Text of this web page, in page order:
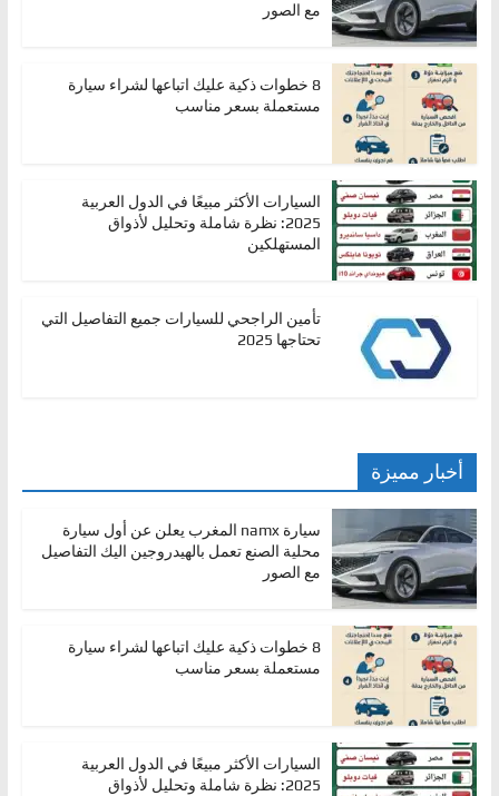
مع الصور
8 خطوات ذكية عليك اتباعها لشراء سيارة
مستعملة بسعر مناسب
السيارات الأكثر مبيعًا في الدول العربية
2025: نظرة شاملة وتحليل لأذواق
المستهلكين
تأمين الراجحي للسيارات جميع التفاصيل التي
تحتاجها 2025
أخبار مميزة
سيارة namx المغرب يعلن عن أول سيارة
محلية الصنع تعمل بالهيدروجين اليك التفاصيل
مع الصور
8 خطوات ذكية عليك اتباعها لشراء سيارة
مستعملة بسعر مناسب
السيارات الأكثر مبيعًا في الدول العربية
2025: نظرة شاملة وتحليل لأذواق